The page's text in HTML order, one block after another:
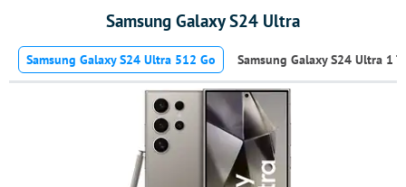
Samsung Galaxy S24 Ultra
Samsung Galaxy S24 Ultra 512 Go Samsung Galaxy S24 Ultra 1